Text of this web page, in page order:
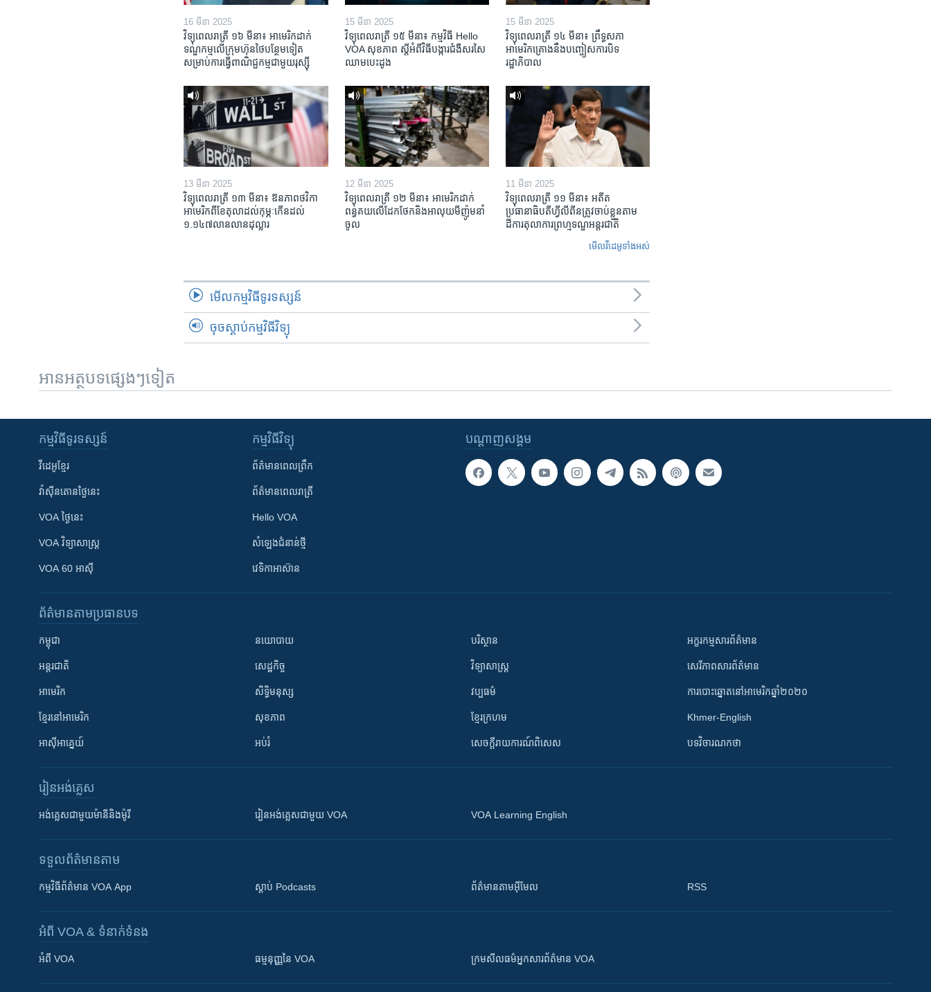
16 មីនា 2025
វិទ្យុពេលរាត្រី ១៦ មីនា៖ អាមេរិក​ដាក់​
ទណ្ឌកម្ម​លើ​ក្រុមហ៊ុន​ថៃ​បន្ថែម​ទៀត​
សម្រាប់​ការ​ធ្វើ​ពាណិជ្ជកម្ម​ជាមួយ​រុស្ស៊ី
15 មីនា 2025
វិទ្យុពេលរាត្រី ១៥ មីនា៖ កម្មវិធី ​Hello
VOA សុខភាព ស្ដី​អំពី​វិធី​បង្ការ​ជំងឺ​សរសៃ​
ឈាម​បេះដូង
15 មីនា 2025
វិទ្យុពេលរាត្រី ១៤ មីនា៖ ព្រឹទ្ធសភា
អាមេរិកគ្រោងនឹងបញ្ចៀសការបិទ
រដ្ឋាភិបាល
13 មីនា 2025
វិទ្យុពេលរាត្រី ១៣ មីនា៖ ឱនភាព​ថវិកា​
អាមេរិក​ពី​ខែ​តុលា​ដល់​កុម្ភៈ​កើន​ដល់​
១.១៤៧​លានលាន​ដុល្លារ
12 មីនា 2025
វិទ្យុពេលរាត្រី ១២ មីនា៖ អាមេរិក​ដាក់​
ពន្ធគយ​លើ​ដែកថែក​និង​អាលុយ​មីញ៉ូម​នាំ
ចូល
11 មីនា 2025
វិទ្យុពេលរាត្រី ១១ មីនា៖ អតីត​
ប្រធានាធិបតីហ្វីលីពីន​ត្រូវ​ចាប់ខ្លួនតាម
ដីការ​តុលាការ​ព្រហ្មទណ្ឌ​អន្តរជាតិ
មើល​វីដេអូ​ទាំង​អស់
មើល​កម្មវិធី​ទូរទស្សន៍
ចុចស្តាប់កម្មវិធីវិទ្យុ
អានអត្ថបទផ្សេងៗទៀត
បណ្តាញ​សង្គម
កម្មវិធី​ទូរទស្សន៍
វីដេអូ​ខ្មែរ
វ៉ាស៊ីនតោន​ថ្ងៃ​នេះ
VOA ថ្ងៃនេះ
VOA ​វិទ្យាសាស្ត្រ
VOA 60 អាស៊ី
កម្មវិធី​វិទ្យុ
ព័ត៌មាន​ពេល​ព្រឹក
ព័ត៌មាន​​ពេល​រាត្រី
Hello VOA
សំឡេង​ជំនាន់​ថ្មី
វេទិកា​អាស៊ាន
ព័ត៌មាន​តាមប្រធានបទ​
កម្ពុជា
អន្តរជាតិ
អាមេរិក
ខ្មែរ​នៅអាមេរិក
អាស៊ីអាគ្នេយ៍
នយោបាយ
សេដ្ឋកិច្ច
សិទ្ធិមនុស្ស
សុខភាព
អប់រំ
បរិស្ថាន
វិទ្យាសាស្រ្ត
វប្បធម៌
ខ្មែរក្រហម
សេចក្តីរាយការណ៍ពិសេស
អក្ខរកម្មសារព័ត៌មាន
សេរីភាពសារព័ត៌មាន
ការបោះឆ្នោតនៅអាមេរិកឆ្នាំ២០២០
Khmer-English
បទវិចារណកថា
រៀន​​អង់គ្លេស
អង់គ្លេស​ជាមួយ​ម៉ានី​និង​ម៉ូរី រៀន​​​​​​អង់គ្លេស​​ជាមួយ VOA VOA Learning English
ទទួល​ព័ត៌មាន​តាម
កម្មវិធី​ព័ត៌មាន VOA App ស្តាប់ Podcasts ព័ត៌មាន​តាម​អ៊ីមែល RSS
អំពី​ VOA & ទំនាក់ទំនង
អំពី​ VOA ធម្មនុញ្ញ​នៃ VOA ក្រម​​​សីលធម៌​​​អ្នក​​​សារព័ត៌មាន VOA